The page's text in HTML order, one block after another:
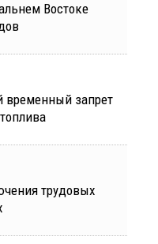
Востоке
временный запрет
трудовых